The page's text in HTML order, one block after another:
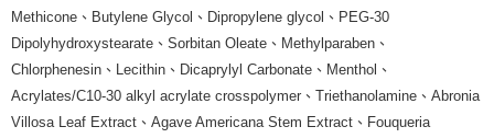
Methicone、Butylene Glycol、Dipropylene glycol、PEG-30
Dipolyhydroxystearate、Sorbitan Oleate、Methylparaben、
Chlorphenesin、Lecithin、Dicaprylyl Carbonate、Menthol、
Acrylates/C10-30 alkyl acrylate crosspolymer、Triethanolamine、Abronia
Villosa Leaf Extract、Agave Americana Stem Extract、Fouqueria